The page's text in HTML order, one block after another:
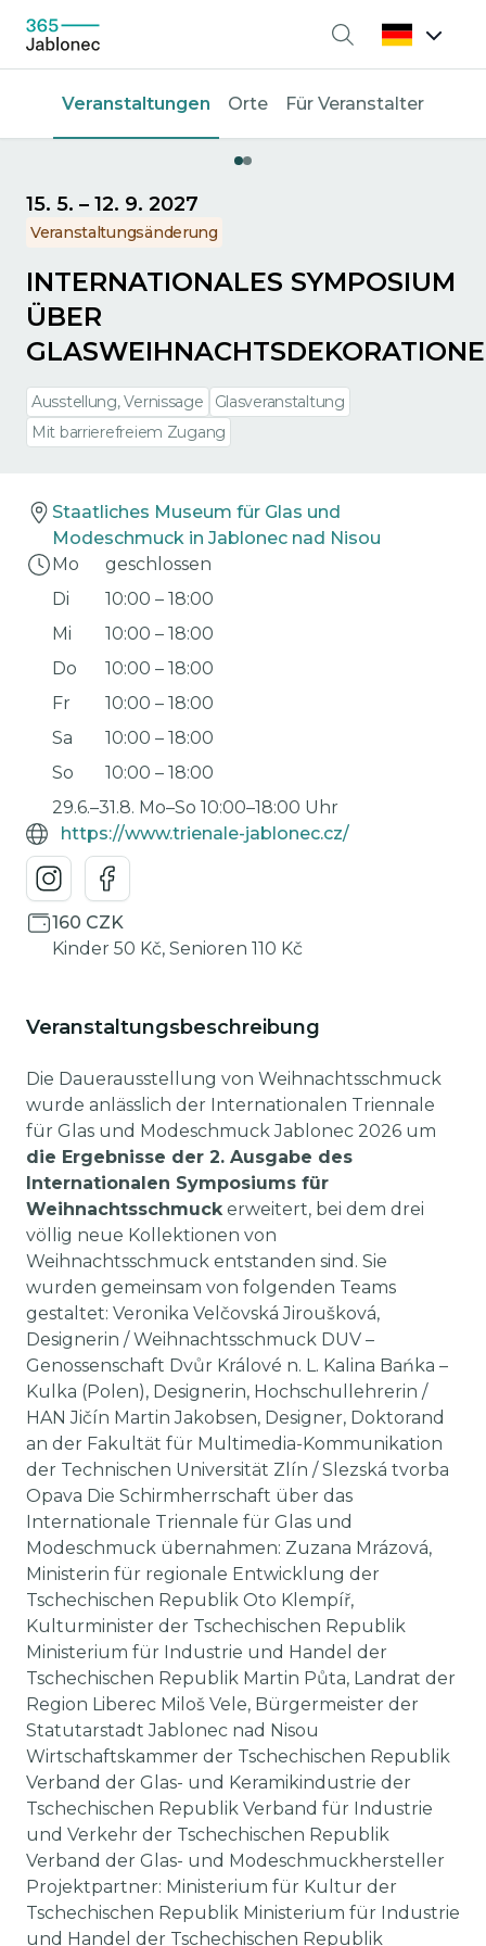
Suche
Veranstaltungen Orte Für Veranstalter
15. 5. – 12. 9. 2027
Veranstaltungsänderung
INTERNATIONALES SYMPOSIUM
ÜBER
Ausstellung, Vernissage
Glasveranstaltung
Mit barrierefreiem Zugang
Staatliches Museum für Glas und
Modeschmuck in Jablonec nad Nisou
Mo
geschlossen
Di
10:00 – 18:00
Mi
10:00 – 18:00
Do
10:00 – 18:00
Fr
10:00 – 18:00
Sa
10:00 – 18:00
So
10:00 – 18:00
29.6.–31.8. Mo–So 10:00–18:00 Uhr
https://www.trienale-jablonec.cz/
160 CZK
Kinder 50 Kč, Senioren 110 Kč
Veranstaltungsbeschreibung
Die Dauerausstellung von Weihnachtsschmuck
wurde anlässlich der Internationalen Triennale
für Glas und Modeschmuck Jablonec 2026 um
die Ergebnisse der 2. Ausgabe des
Internationalen Symposiums für
Weihnachtsschmuckerweitert, bei dem drei
völlig neue Kollektionen von
Weihnachtsschmuck entstanden sind. Sie
wurden gemeinsam von folgenden Teams
gestaltet: Veronika Velčovská Jiroušková,
Designerin / Weihnachtsschmuck DUV –
Genossenschaft Dvůr Králové n. L. Kalina Bańka –
Kulka (Polen), Designerin, Hochschullehrerin /
HAN Jičín Martin Jakobsen, Designer, Doktorand
an der Fakultät für Multimedia-Kommunikation
der Technischen Universität Zlín / Slezská tvorba
Opava Die Schirmherrschaft über das
Internationale Triennale für Glas und
Modeschmuck übernahmen: Zuzana Mrázová,
Ministerin für regionale Entwicklung der
Tschechischen Republik Oto Klempíř,
Kulturminister der Tschechischen Republik
Ministerium für Industrie und Handel der
Tschechischen Republik Martin Půta, Landrat der
Region Liberec Miloš Vele, Bürgermeister der
Statutarstadt Jablonec nad Nisou
Wirtschaftskammer der Tschechischen Republik
Verband der Glas- und Keramikindustrie der
Tschechischen Republik Verband für Industrie
und Verkehr der Tschechischen Republik
Verband der Glas- und Modeschmuckhersteller
Projektpartner: Ministerium für Kultur der
Tschechischen Republik Ministerium für Industrie
und Handel der Tschechischen Republik